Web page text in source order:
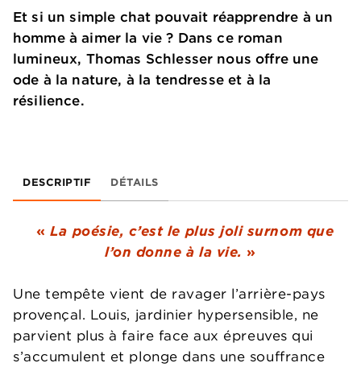
Et si un simple chat pouvait réapprendre à un
homme à aimer la vie ? Dans ce roman
lumineux, Thomas Schlesser nous offre une
ode à la nature, à la tendresse et à la
résilience.
DESCRIPTIF DÉTAILS
« La poésie, c’est le plus joli surnom que
l’on donne à la vie. »
Une tempête vient de ravager l’arrière-pays
provençal. Louis, jardinier hypersensible, ne
parvient plus à faire face aux épreuves qui
s’accumulent et plonge dans une souffrance